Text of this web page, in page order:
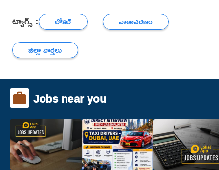
ట్యాగ్స్ : లోకల్
వాతావరణం
జిల్లా వార్తలు
Jobs near you